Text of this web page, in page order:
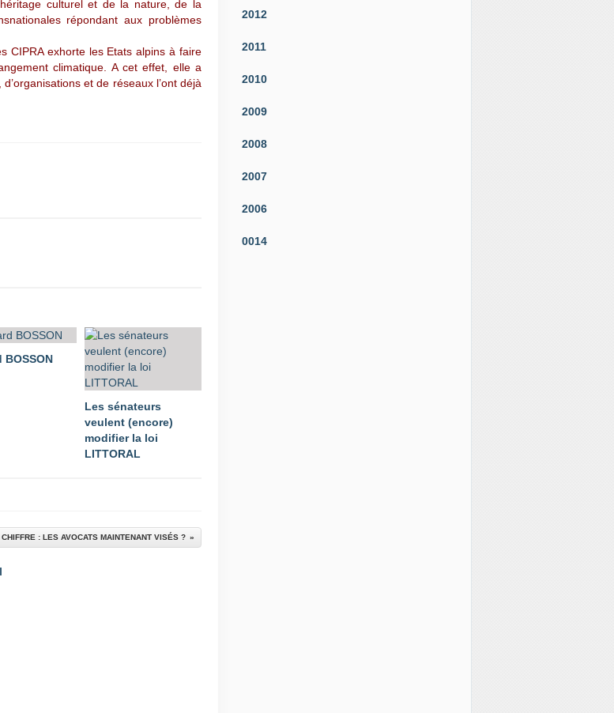
culturel et de la nature, de la
répondant aux problèmes
CIPRA exhorte les Etats alpins à faire
climatique. A cet effet, elle a
et de réseaux l’ont déjà
BOSSON
Les sénateurs
veulent (encore)
modifier la loi
LITTORAL
: LES AVOCATS MAINTENANT VISÉS ?
2012
2011
2010
2009
2008
2007
2006
0014